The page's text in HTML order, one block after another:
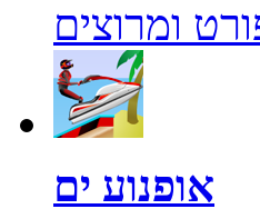
ומרוצים
אופנוע ים